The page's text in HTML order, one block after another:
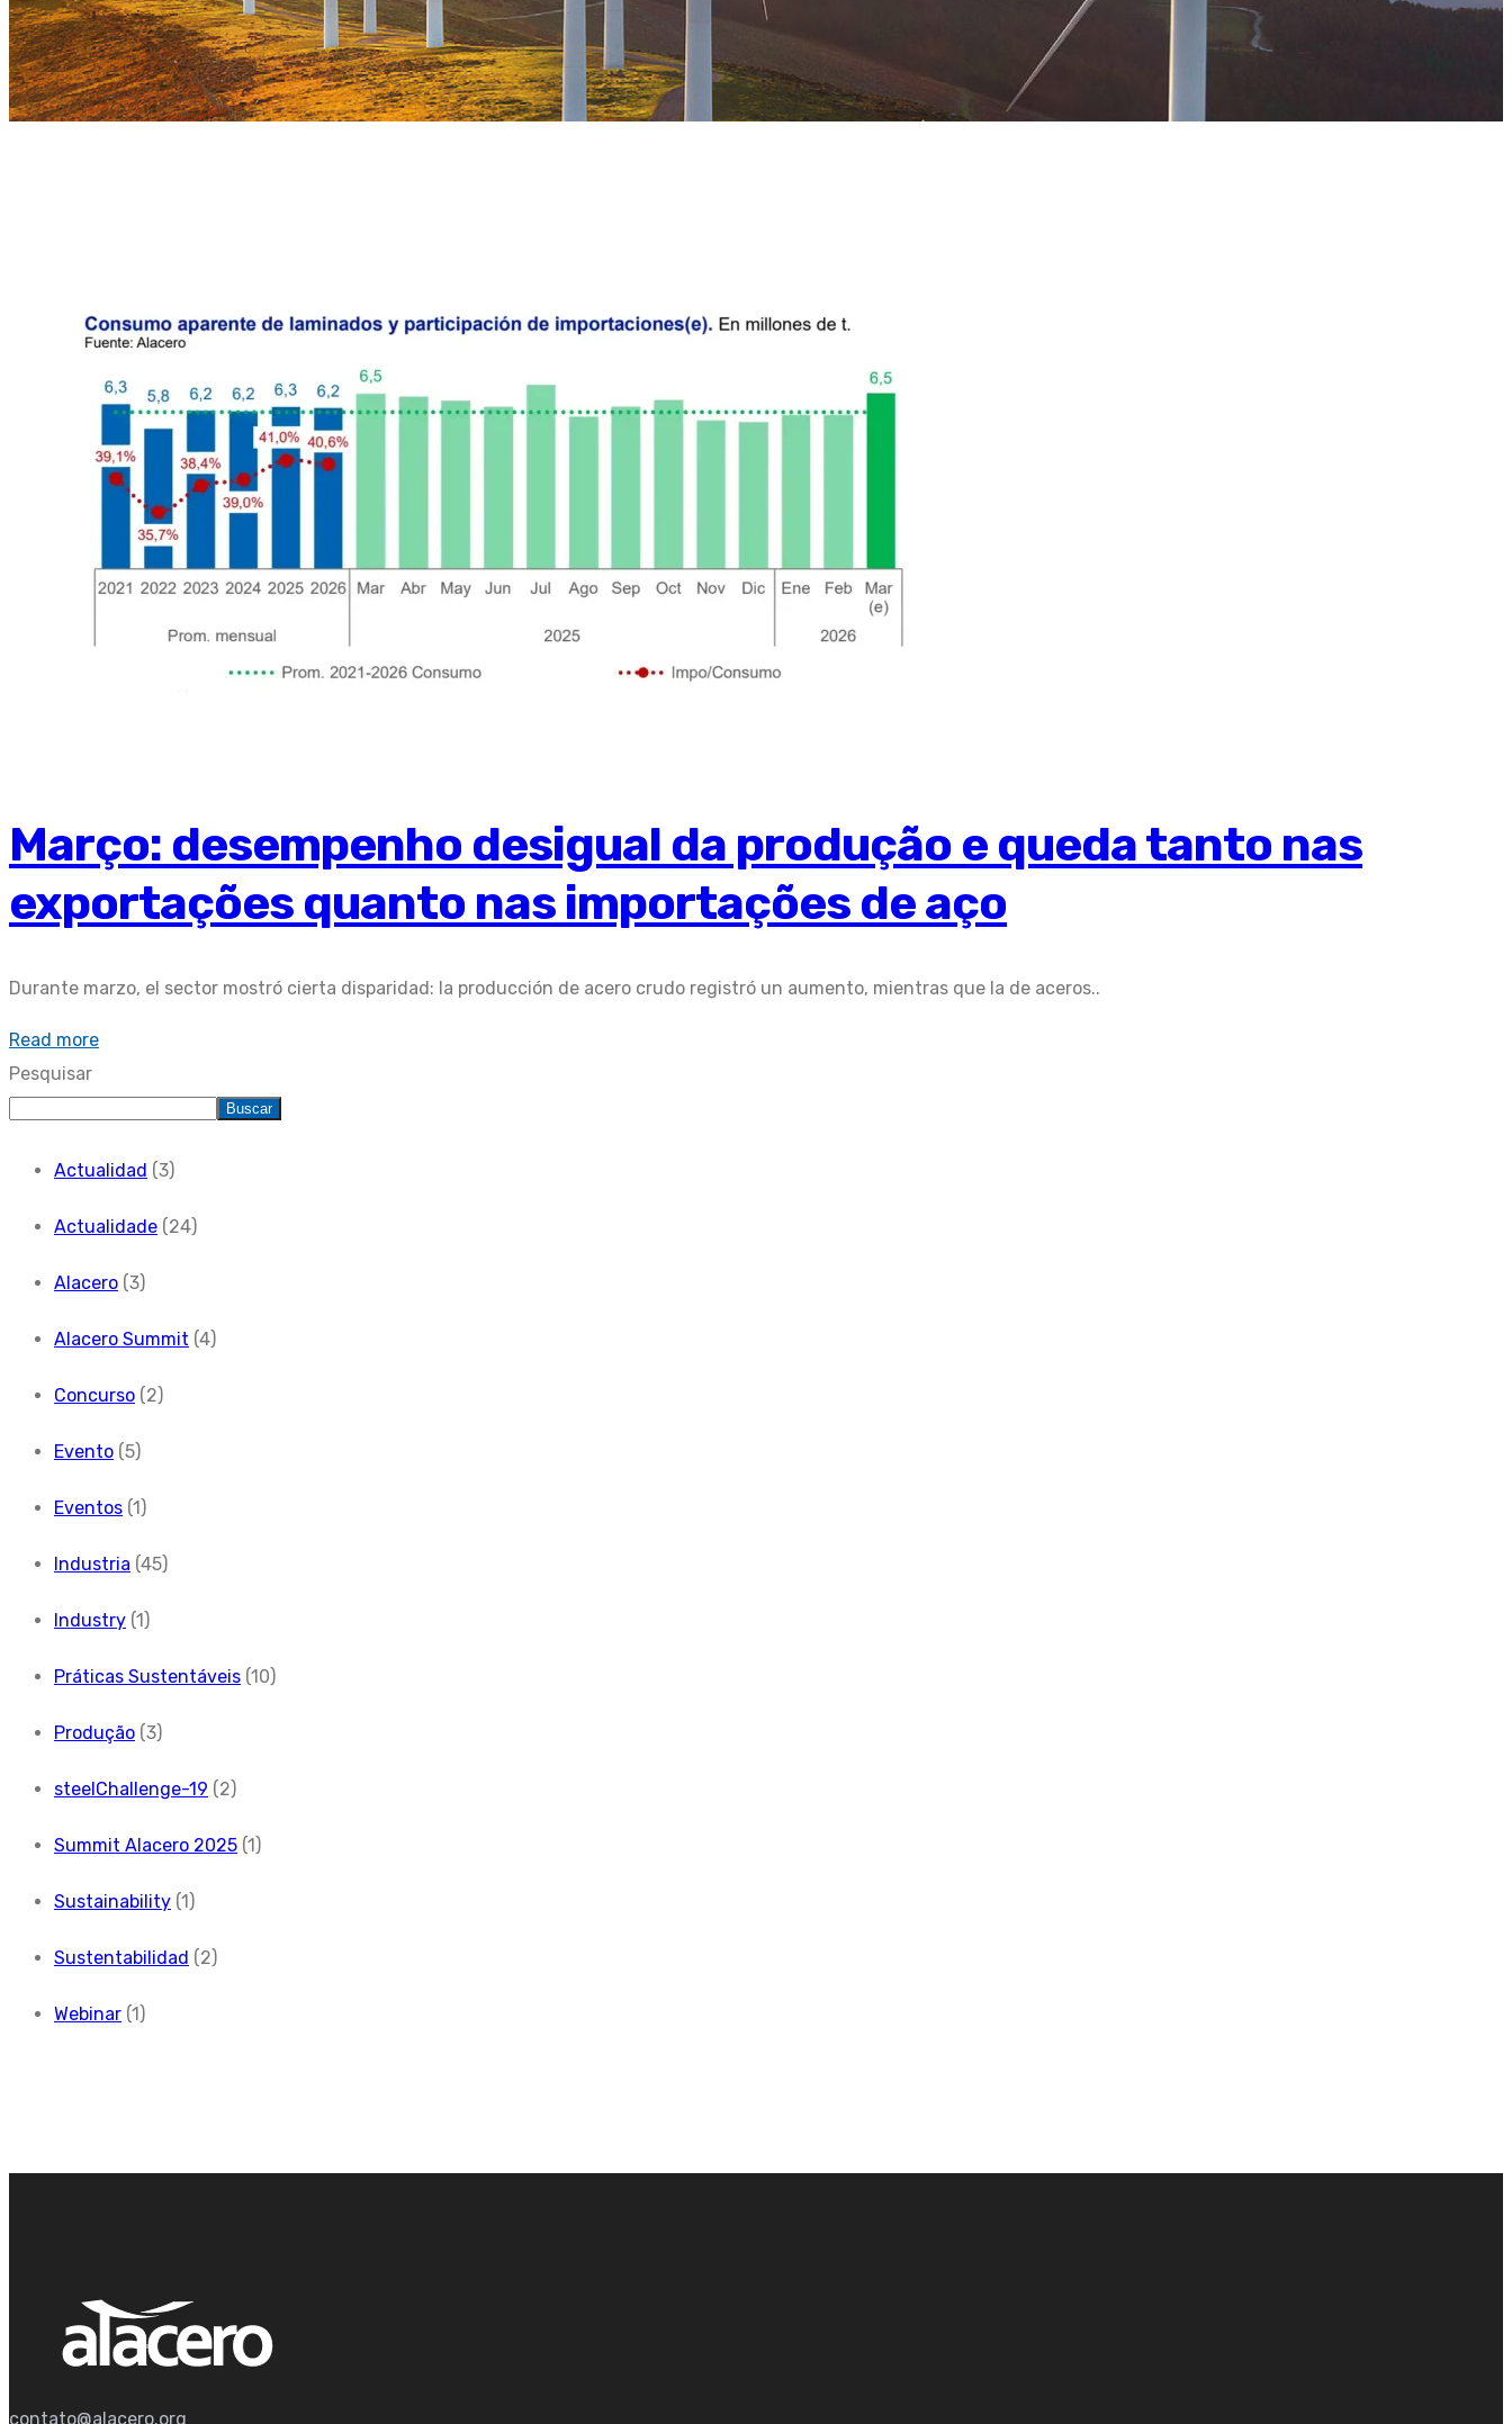
Março: desempenho desigual da produção e queda tanto nas
exportações quanto nas importações de aço
Durante marzo, el sector mostró cierta disparidad: la producción de acero crudo registró un aumento, mientras que la de aceros..
Read more
Pesquisar
Buscar
Actualidad (3)
Actualidade (24)
Alacero (3)
Alacero Summit (4)
Concurso (2)
Evento (5)
Eventos (1)
Industria (45)
Industry (1)
Práticas Sustentáveis (10)
Produção (3)
steelChallenge-19 (2)
Summit Alacero 2025 (1)
Sustainability (1)
Sustentabilidad (2)
Webinar (1)
contato@alacero.org